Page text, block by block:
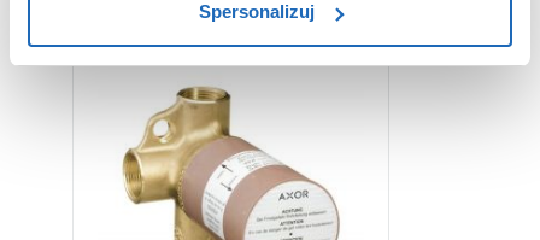
cookie, kliknij „Ustawienia plików cookie”.
uzyskać więcej informacji na temat plików cookie i tego,
dlaczego ich przepisy, przejdź do zakładu „Informacje o
plikach cookie”.
Spersonalizuj